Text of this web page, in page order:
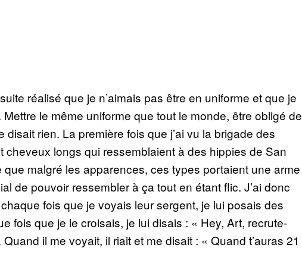
réalisé que je n’aimais pas être en uniforme et que je
le même uniforme que tout le monde, être obligé de
rien. La première fois que j’ai vu la brigade des
longs qui ressemblaient à des hippies de San
que malgré les apparences, ces types portaient une arme
de pouvoir ressembler à ça tout en étant flic. J’ai donc
fois que je voyais leur sergent, je lui posais des
fois que je le croisais, je lui disais : « Hey, Art, recrute-
il me voyait, il riait et me disait : « Quand t’auras 21